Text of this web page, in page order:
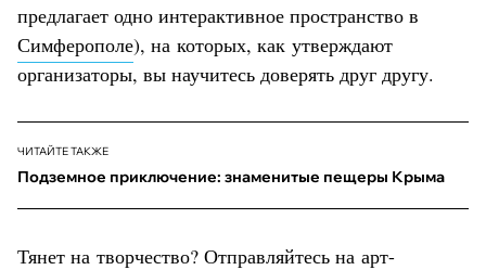
предлагает одно интерактивное пространство в
Симферополе), на которых, как утверждают
организаторы, вы научитесь доверять друг другу.
ЧИТАЙТЕ ТАКЖЕ
Подземное приключение: знаменитые пещеры Крыма
Тянет на творчество? Отправляйтесь на арт-